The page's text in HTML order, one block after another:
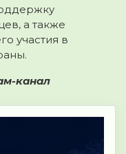
а также
участия в
канал